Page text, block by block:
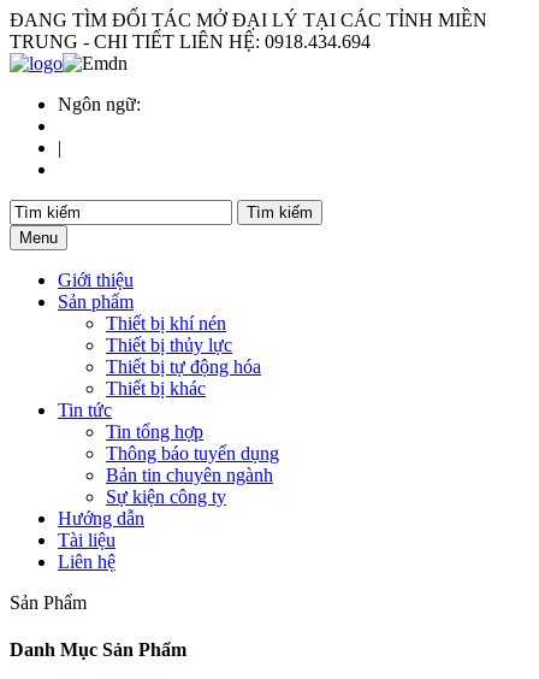
ĐANG TÌM ĐỐI TÁC MỞ ĐẠI LÝ TẠI CÁC TỈNH MIỀN
TRUNG - CHI TIẾT LIÊN HỆ: 0918.434.694
Ngôn ngữ:
|
Menu
Giới thiệu
Sản phẩm
Thiết bị khí nén
Thiết bị thủy lực
Thiết bị tự động hóa
Thiết bị khác
Tin tức
Tin tổng hợp
Thông báo tuyển dụng
Bản tin chuyên ngành
Sự kiện công ty
Hướng dẫn
Tài liệu
Liên hệ
Sản Phẩm
Danh Mục Sản Phẩm